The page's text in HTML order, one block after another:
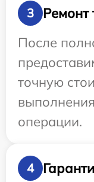
3
Ремонт
После
точную
операции.
4